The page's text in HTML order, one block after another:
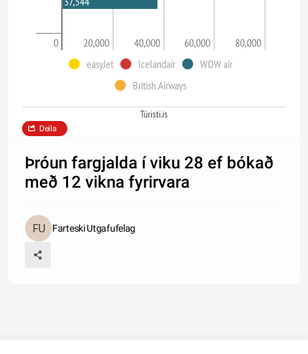
0 20,000 40,000 60,000 80,000
easyJet Icelandair
WOW air
British Airways
Túristi.is
Deila
Þróun fargjalda í viku 28 ef bókað
með 12 vikna fyrirvara
Farteski Utgafufelag